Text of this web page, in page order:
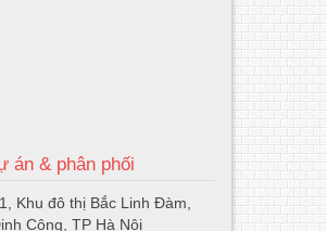
án & phân phối
Khu đô thị Bắc Linh Đàm,
Công, TP Hà Nội